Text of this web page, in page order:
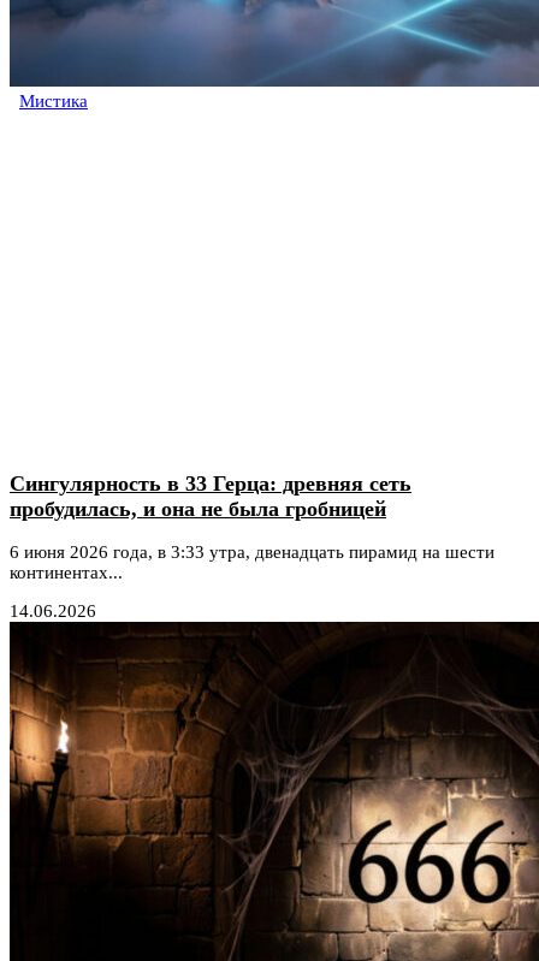
Мистика
Сингулярность в 33 Герца: древняя сеть
пробудилась, и она не была гробницей
6 июня 2026 года, в 3:33 утра, двенадцать пирамид на шести
континентах...
14.06.2026